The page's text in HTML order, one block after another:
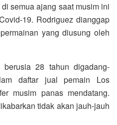
semua ajang saat musim ini
19. Rodriguez dianggap
yang diusung oleh
28 tahun digadang-
daftar jual pemain Los
musim panas mendatang.
tidak akan jauh-jauh